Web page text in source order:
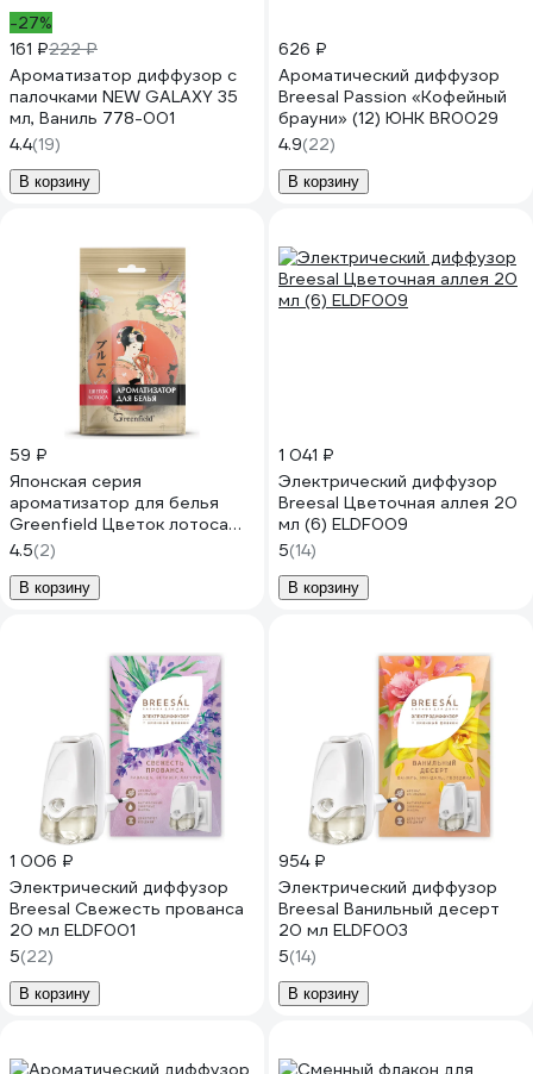
-27%
161 ₽222 ₽
Ароматизатор диффузор с
палочками NEW GALAXY 35
мл, Ваниль 778-001
4.4(19)
В корзину
626 ₽
Ароматический диффузор
Breesal Passion «Кофейный
брауни» (12) ЮНК BR0029
4.9(22)
В корзину
59 ₽
Японская серия
ароматизатор для белья
Greenfield Цветок лотоса
БХ-51
4.5(2)
В корзину
1 041 ₽
Электрический диффузор
Breesal Цветочная аллея 20
мл (6) ELDF009
5(14)
В корзину
1 006 ₽
Электрический диффузор
Breesal Свежесть прованса
20 мл ELDF001
5(22)
В корзину
954 ₽
Электрический диффузор
Breesal Ванильный десерт
20 мл ELDF003
5(14)
В корзину